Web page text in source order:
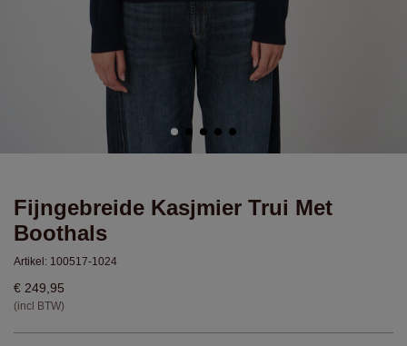
Fijngebreide Kasjmier Trui Met
Boothals
Artikel: 100517-1024
€ 249,95
(incl BTW)